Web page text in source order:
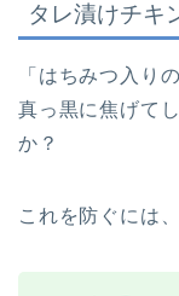
タレ漬けチキ
「はちみつ入り
真っ黒に焦げて
か？
これを防ぐには